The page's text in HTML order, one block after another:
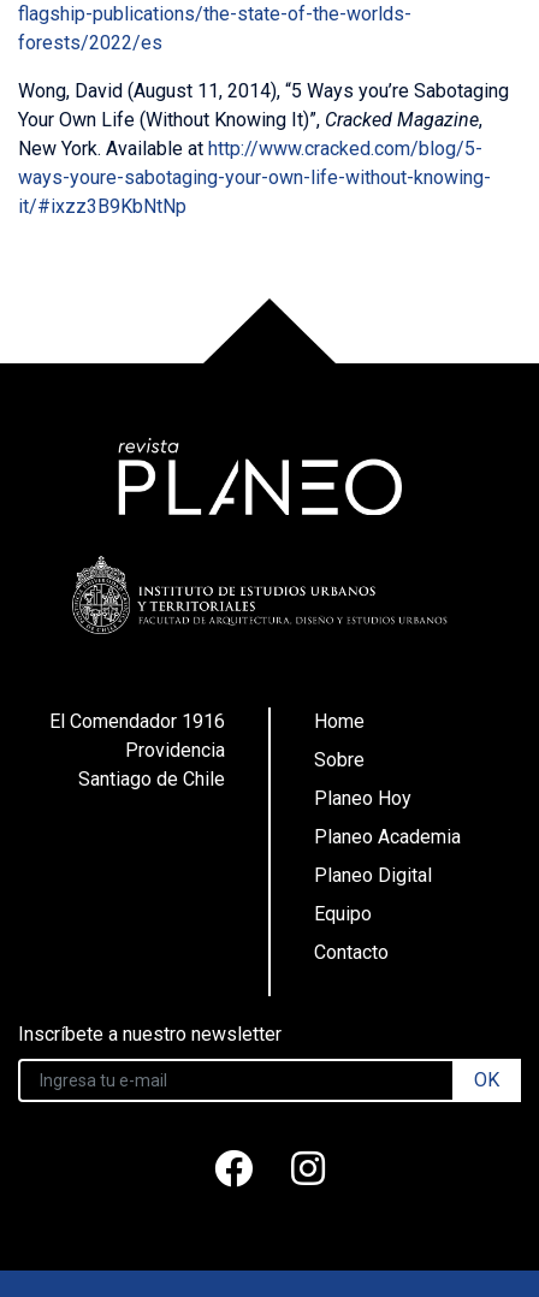
flagship-publications/the-state-of-the-worlds-
forests/2022/es
Wong, David (August 11, 2014), “5 Ways you’re Sabotaging
Your Own Life (Without Knowing It)”, Cracked Magazine,
New York. Available at http://www.cracked.com/blog/5-
ways-youre-sabotaging-your-own-life-without-knowing-
it/#ixzz3B9KbNtNp
El Comendador 1916
Providencia
Santiago de Chile
Home
Sobre
Planeo Hoy
Planeo Academia
Planeo Digital
Equipo
Contacto
Inscríbete a nuestro newsletter
OK